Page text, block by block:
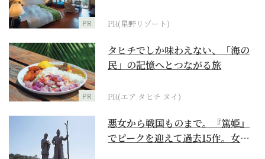
PR PR(星野リゾート)
PR
タヒチでしか味わえない、「海の
民」の記憶へとつながる旅
PR(エア タヒチ ヌイ)
悪女から戦国ものまで。『篤姫』
でピークを迎えて過去15作。女性